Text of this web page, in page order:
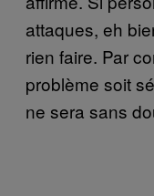
attaques, eh
rien faire. Par
problème soit
ne sera sans